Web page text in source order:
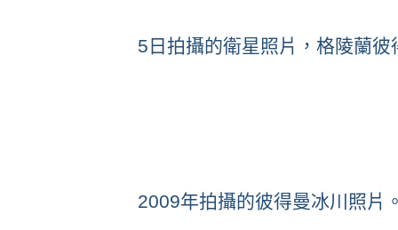
5日拍攝的衛星照片，格陵蘭彼
2009年拍攝的彼得曼冰川照片